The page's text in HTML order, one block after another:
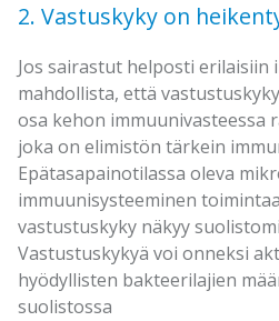
2. Vastuskyky on
Jos sairastut helposti erilaisiin
mahdollista, että
osa kehon immuunivasteessa
joka on elimistön tärkein
Epätasapainotilassa oleva
immuunisysteeminen
vastustuskyky näkyy
Vastustuskykyä voi onneksi
hyödyllisten bakteerilajien
suolistossa